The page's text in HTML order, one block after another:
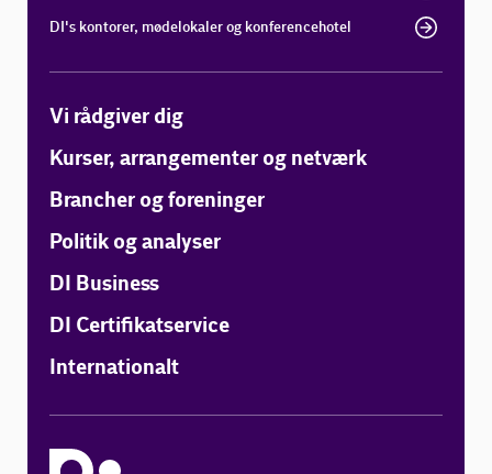
DI's kontorer, mødelokaler og konferencehotel
Vi rådgiver dig
Kurser, arrangementer og netværk
Brancher og foreninger
Politik og analyser
DI Business
DI Certifikatservice
Internationalt